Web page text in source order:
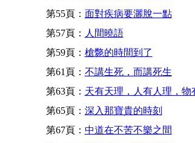
第55頁： 面對疾病要灑脫一點
第57頁： 人間曉語
第59頁： 槍斃的時間到了
第61頁： 不講生死，而講死生
第63頁： 天有天理，人有人理，物
第65頁： 深入那寶貴的時刻
第67頁： 中道在不苦不樂之間